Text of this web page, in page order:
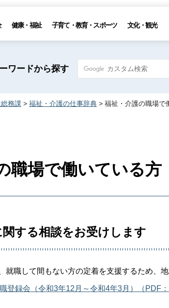
健康・福祉 子育て・教育・スポーツ 文化・観光
ワードから探す
務課 > 福祉・介護の仕事辞典 > 福祉・介護の職場で
職場で働いている方
する相談をお受けします
就職して間もない方の定着を支援するため、
登録会（令和3年12月～令和4年3月）（PDF：